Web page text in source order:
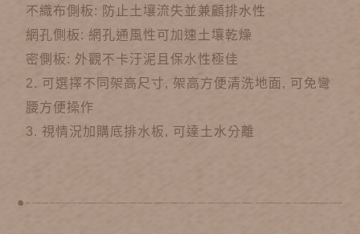
不織布側板: 防止土壤流失並兼顧排水性
網孔側板: 網孔通風性可加速土壤乾燥
密側板: 外觀不卡汙泥且保水性極佳
2. 可選擇不同架高尺寸, 架高方便清洗地面, 可免彎
腰方便操作
3. 視情況加購底排水板, 可達土水分離